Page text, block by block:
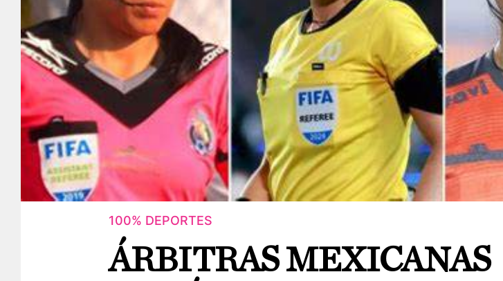
100% DEPORTES
ÁRBITRAS MEXICANAS